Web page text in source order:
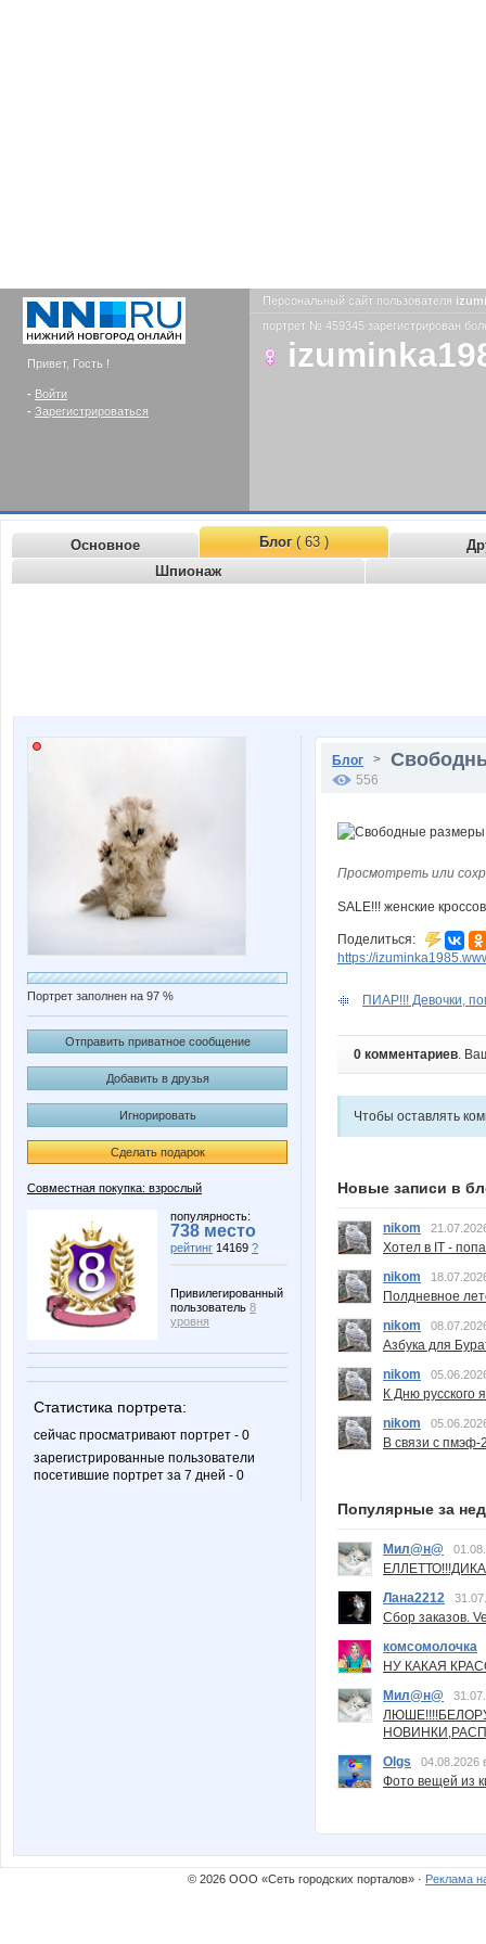
Привет, Гость !
- Войти
- Зарегистрироваться
Персональный сайт пользователя
портрет № 459345 зарегистрирован
Основное Блог( 63 )
Шпионаж
Портрет заполнен на 97 %
Отправить приватное сообщение
Добавить в друзья
Игнорировать
Сделать подарок
Совместная покупка: взрослый
популярность:
738 место
рейтинг 14169 ?
Привилегированный
пользователь 8
уровня
Статистика портрета:
сейчас просматривают портрет - 0
зарегистрированные пользователи
посетившие портрет за 7 дней - 0
Блог >
556
Просмотреть или
SALE!!! женские
Поделиться:
https://
ПИАР!!! Девочки,
0 комментариев.
Чтобы оставлять
Новые записи в
nikom
Хотел в IT -
nikom
Полдневное
nikom
Азбука для
nikom
К Дню русского
nikom
В связи с пмэф-
Популярные за
Мил@н@
Лана2212
Сбор заказов.
комсомолочка
НУ КАКАЯ
Мил@н@
Olgs
04.08.2026
Фото вещей из
© 2026 ООО «Сеть городских порталов» · Реклама